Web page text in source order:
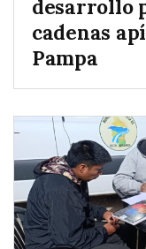
desarrollo
cadenas
Pampa